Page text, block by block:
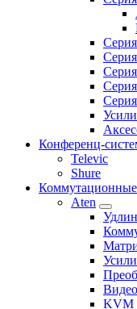
Конференц-
Televic
Shure
Aten
KVM